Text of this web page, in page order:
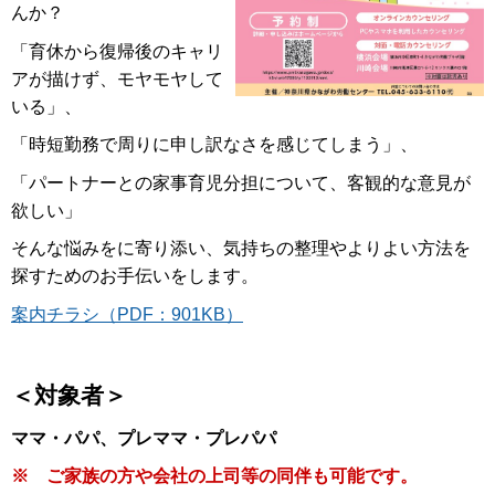
んか？
「育休から復帰後のキャリ
アが描けず、モヤモヤして
いる」、
「時短勤務で周りに申し訳なさを感じてしまう」、
「パートナーとの家事育児分担について、客観的な意見が
欲しい」
そんな悩みをに寄り添い、気持ちの整理やよりよい方法を
探すためのお手伝いをします。
案内チラシ（PDF：901KB）
＜対象者＞
ママ・パパ、プレママ・プレパパ
※ ご家族の方や会社の上司等の同伴も可能です。